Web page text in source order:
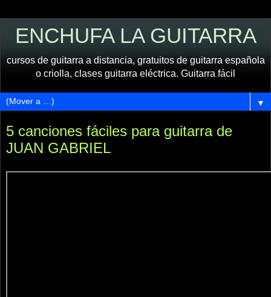
ENCHUFA LA GUITARRA
cursos de guitarra a distancia, gratuitos de guitarra española
o criolla, clases guitarra eléctrica. Guitarra fácil
▼
5 canciones fáciles para guitarra de
JUAN GABRIEL